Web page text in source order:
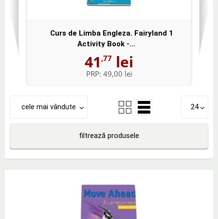
Curs de Limba Engleza. Fairyland 1
Activity Book -...
41 ,77 lei
PRP: 49,00 lei
cele mai vândute 24
filtrează produsele